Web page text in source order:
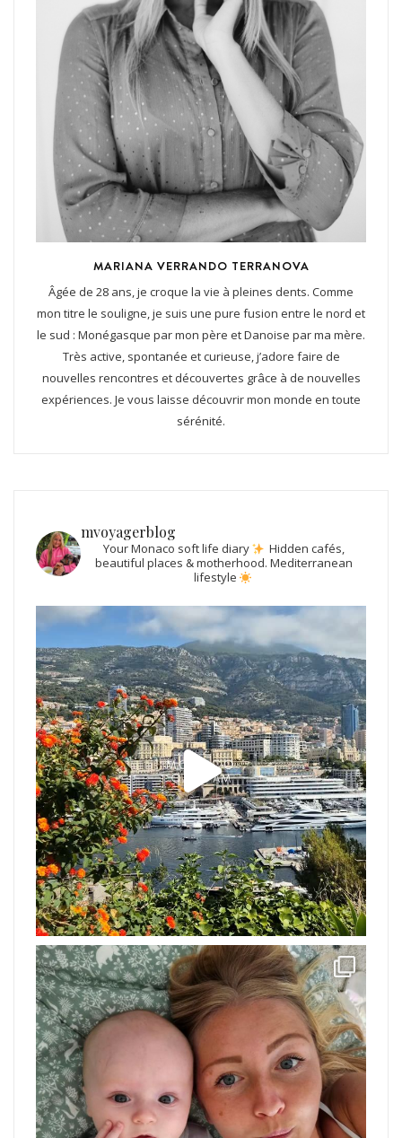
MARIANA VERRANDO TERRANOVA
Âgée de 28 ans, je croque la vie à pleines dents. Comme
mon titre le souligne, je suis une pure fusion entre le nord et
le sud : Monégasque par mon père et Danoise par ma mère.
Très active, spontanée et curieuse, j’adore faire de
nouvelles rencontres et découvertes grâce à de nouvelles
expériences. Je vous laisse découvrir mon monde en toute
sérénité.
mvoyagerblog
Your Monaco soft life diary
Hidden cafés,
beautiful places & motherhood. Mediterranean
lifestyle